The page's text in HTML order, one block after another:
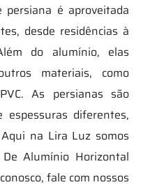
é aproveitada
desde residências à
do alumínio, elas
materiais, como
As persianas são
espessuras diferentes,
na Lira Luz somos
Alumínio Horizontal
fale com nossos